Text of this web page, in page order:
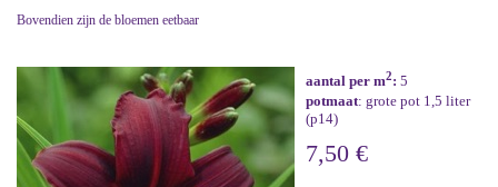
Bovendien zijn de bloemen eetbaar
aantal per m2: 5
potmaat: grote pot 1,5 liter
(p14)
7,50 €